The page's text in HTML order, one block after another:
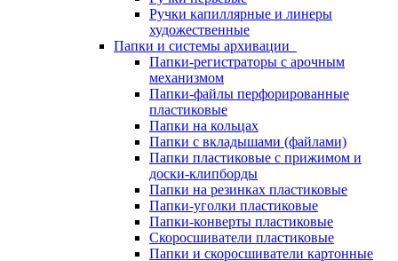
Ручки капиллярные и линеры
художественные
Папки и системы архивации
Папки-регистраторы с арочным
механизмом
Папки-файлы перфорированные
пластиковые
Папки на кольцах
Папки с вкладышами (файлами)
Папки пластиковые с прижимом и
доски-клипборды
Папки на резинках пластиковые
Папки-уголки пластиковые
Папки-конверты пластиковые
Скоросшиватели пластиковые
Папки и скоросшиватели картонные